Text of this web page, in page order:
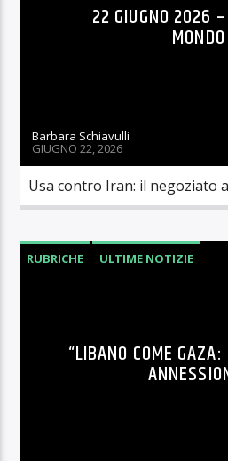
22 GIUGNO 2026
MONDO
Barbara Schiavulli
GIUGNO 22, 2026
Usa contro Iran: il negoziato
RUBRICHE ULTIME NOTIZIE
“LIBANO COME